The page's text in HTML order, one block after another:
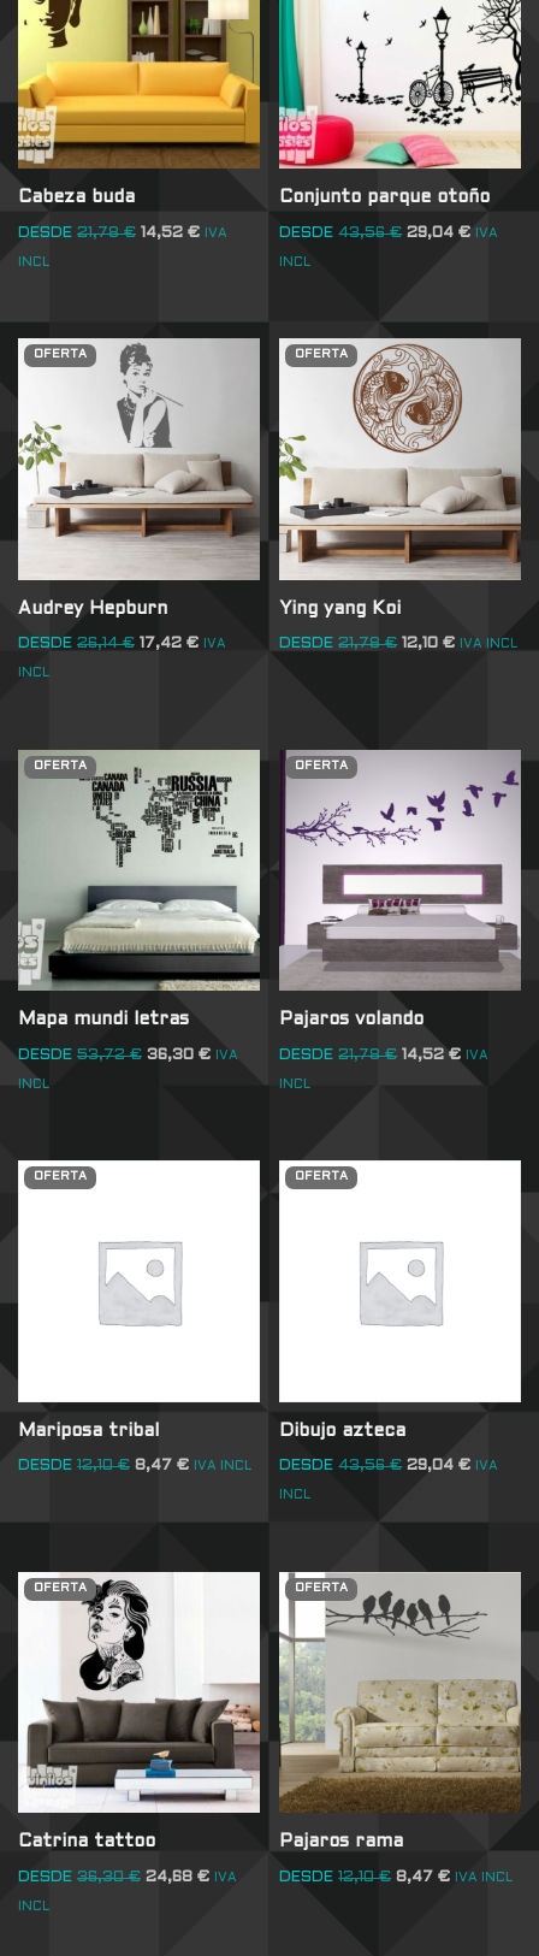
Cabeza buda
DESDE 21,78€ 14,52 € IVA
INCL
Conjunto parque otoño
DESDE 43,56€ 29,04€ IVA
INCL
OFERTA
Audrey Hepburn
DESDE 26,14€ 17,42 € IVA
INCL
OFERTA
Ying yang Koi
DESDE 21,78€ 12,10€ IVA INCL
OFERTA
Mapa mundi letras
DESDE 53,72€ 36,30 € IVA
INCL
OFERTA
Pajaros volando
DESDE 21,78€ 14,52€ IVA
INCL
OFERTA
Mariposa tribal
DESDE 12,10€ 8,47 € IVA INCL
OFERTA
Dibujo azteca
DESDE 43,56€ 29,04€ IVA
INCL
OFERTA
Catrina tattoo
DESDE 36,30€ 24,68 € IVA
INCL
OFERTA
Pajaros rama
DESDE 12,10€ 8,47€ IVA INCL